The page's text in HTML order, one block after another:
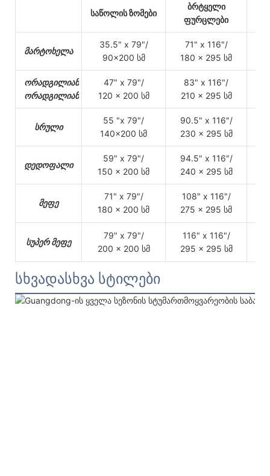
საწოლის ზომები
ბრტყელი
ფურცლები
მარტოხელა
35.5" x 79"/
90x200 სმ
71" x 116"/
180 x 295 სმ
ორადგილიანი/
ორადგილიანი
47" x 79"/
120 x 200 სმ
83" x 116"/
210 x 295 სმ
სრული
55 "x 79"/
140x200 სმ
90.5" x 116"/
230 x 295 სმ
დედოფალი
59" x 79"/
150 x 200 სმ
94.5" x 116"/
240 x 295 სმ
მეფე
71" x 79"/
180 x 200 სმ
108" x 116"/
275 x 295 სმ
სუპერ მეფე
79" x 79"/
200 x 200 სმ
116" x 116"/
295 x 295 სმ
სხვადასხვა სტილები